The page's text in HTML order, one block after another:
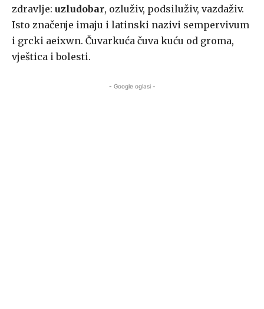
zdravlje: uzludobar, ozluživ, podsiluživ, vazdaživ.
Isto značenje imaju i latinski nazivi sempervivum
i grcki aeixwn. Čuvarkuća čuva kuću od groma,
vještica i bolesti.
- Google oglasi -